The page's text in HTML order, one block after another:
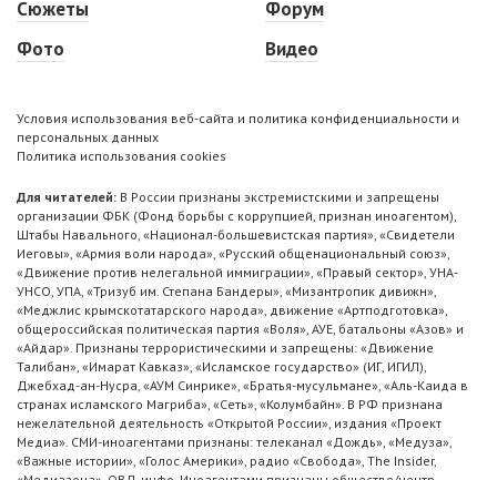
Сюжеты
Фото
Форум
Видео
Условия использования веб-сайта и политика конфиденциальности и
персональных данных
Политика использования cookies
Для читателей: В России признаны экстремистскими и запрещены
организации ФБК (Фонд борьбы с коррупцией, признан иноагентом),
Штабы Навального, «Национал-большевистская партия», «Свидетели
Иеговы», «Армия воли народа», «Русский общенациональный союз»,
«Движение против нелегальной иммиграции», «Правый сектор», УНА-
УНСО, УПА, «Тризуб им. Степана Бандеры», «Мизантропик дивижн»,
«Меджлис крымскотатарского народа», движение «Артподготовка»,
общероссийская политическая партия «Воля», АУЕ, батальоны «Азов» и
«Айдар». Признаны террористическими и запрещены: «Движение
Талибан», «Имарат Кавказ», «Исламское государство» (ИГ, ИГИЛ),
Джебхад-ан-Нусра, «АУМ Синрике», «Братья-мусульмане», «Аль-Каида в
странах исламского Магриба», «Сеть», «Колумбайн». В РФ признана
нежелательной деятельность «Открытой России», издания «Проект
Медиа». СМИ-иноагентами признаны: телеканал «Дождь», «Медуза»,
«Важные истории», «Голос Америки», радио «Свобода», The Insider,